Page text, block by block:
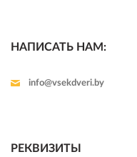
НАПИСАТЬ НАМ:
info@vsekdveri.by
РЕКВИЗИТЫ